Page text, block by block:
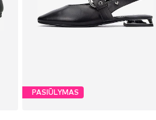
PASIŪLYMAS